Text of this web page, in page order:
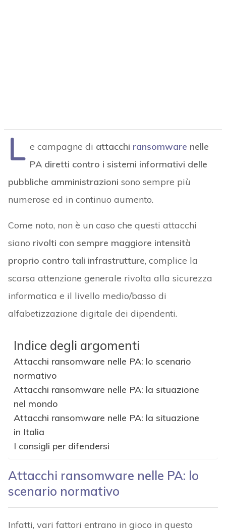
L e campagne di attacchi ransomware nelle
PA diretti contro i sistemi informativi delle
pubbliche amministrazioni sono sempre più
numerose ed in continuo aumento.
Come noto, non è un caso che questi attacchi
siano rivolti con sempre maggiore intensità
proprio contro tali infrastrutture, complice la
scarsa attenzione generale rivolta alla sicurezza
informatica e il livello medio/basso di
alfabetizzazione digitale dei dipendenti.
Indice degli argomenti
Attacchi ransomware nelle PA: lo scenario
normativo
Attacchi ransomware nelle PA: la situazione
nel mondo
Attacchi ransomware nelle PA: la situazione
in Italia
I consigli per difendersi
Attacchi ransomware nelle PA: lo
scenario normativo
Infatti, vari fattori entrano in gioco in questo